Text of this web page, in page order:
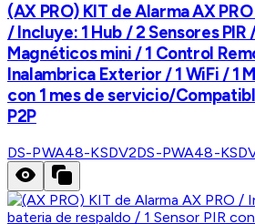
(AX PRO) KIT de Alarma AX
/ Incluye: 1 Hub / 2 Sensores
Magnéticos mini / 1 Control
Inalambrica Exterior / 1 WiFi / 1
con 1 mes de servicio/
P2P
DS-PWA48-KSDV2DS-PWA48-